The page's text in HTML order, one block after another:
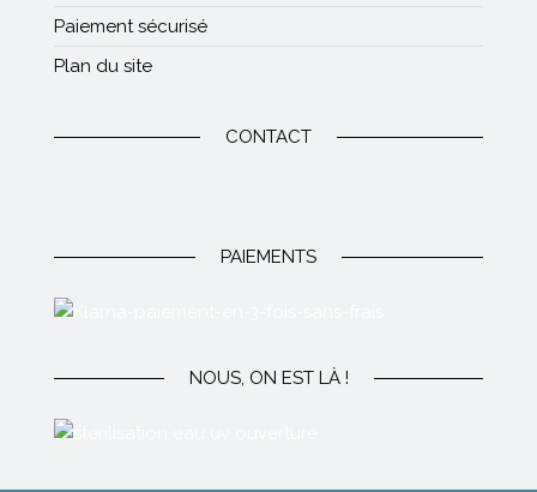
Paiement sécurisé
Plan du site
CONTACT
PAIEMENTS
NOUS, ON EST LÀ !